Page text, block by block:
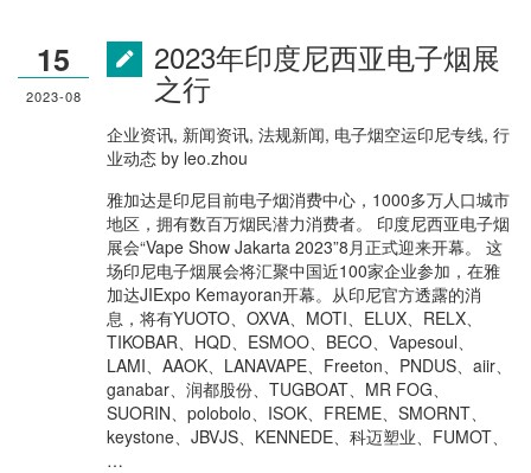
2023年印度尼西亚电子烟展
之行
企业资讯, 新闻资讯, 法规新闻, 电子烟空运印尼专线, 行
业动态 by leo.zhou
雅加达是印尼目前电子烟消费中心，1000多万人口城市
地区，拥有数百万烟民潜力消费者。 印度尼西亚电子烟
展会“Vape Show Jakarta 2023”8月正式迎来开幕。 这
场印尼电子烟展会将汇聚中国近100家企业参加，在雅
加达JIExpo Kemayoran开幕。从印尼官方透露的消
息，将有YUOTO、OXVA、MOTI、ELUX、RELX、
TIKOBAR、HQD、ESMOO、BECO、Vapesoul、
LAMI、AAOK、LANAVAPE、Freeton、PNDUS、aiir、
ganabar、润都股份、TUGBOAT、MR FOG、
SUORIN、polobolo、ISOK、FREME、SMORNT、
keystone、JBVJS、KENNEDE、科迈塑业、FUMOT、
…
15
2023-08